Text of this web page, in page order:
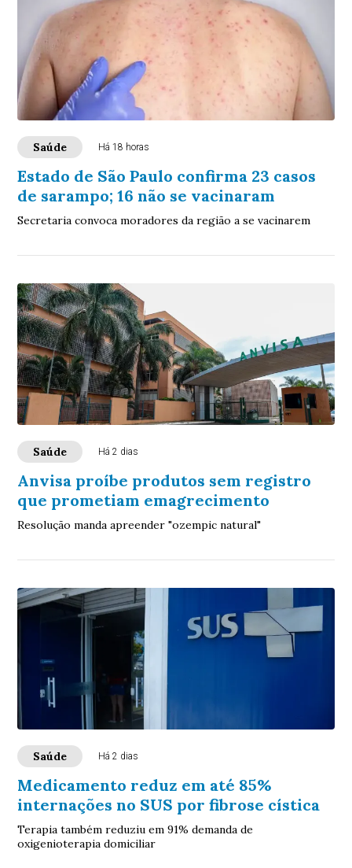
Saúde Há 18 horas
Estado de São Paulo confirma 23 casos
de sarampo; 16 não se vacinaram
Secretaria convoca moradores da região a se vacinarem
Saúde Há 2 dias
Anvisa proíbe produtos sem registro
que prometiam emagrecimento
Resolução manda apreender "ozempic natural"
Saúde Há 2 dias
Medicamento reduz em até 85%
internações no SUS por fibrose cística
Terapia também reduziu em 91% demanda de
oxigenioterapia domiciliar